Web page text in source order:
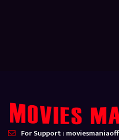
For Support :